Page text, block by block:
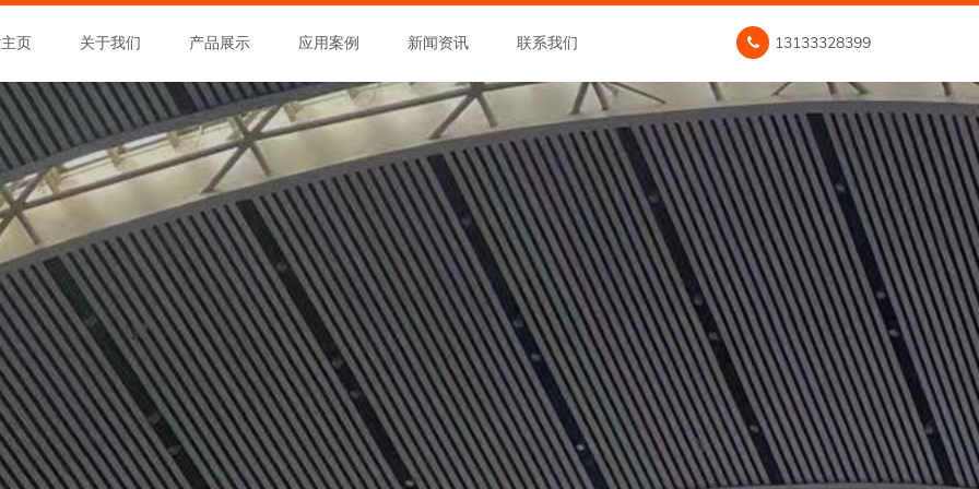
页 关于我们 产品展示 应用案例 新闻资讯 联系我们 13133328399